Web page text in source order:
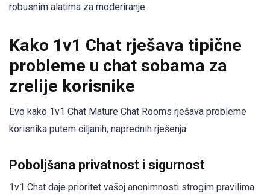
robusnim alatima za moderiranje.
Kako 1v1 Chat rješava tipične
probleme u chat sobama za
zrelije korisnike
Evo kako 1v1 Chat Mature Chat Rooms rješava probleme
korisnika putem ciljanih, naprednih rješenja:
Poboljšana privatnost i sigurnost
1v1 Chat daje prioritet vašoj anonimnosti strogim pravilima